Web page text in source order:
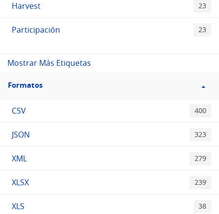
Harvest 23
Participación 23
Mostrar Más Etiquetas
Filtro
Formatos
Formatos
CSV 400
JSON 323
XML 279
XLSX 239
XLS 38